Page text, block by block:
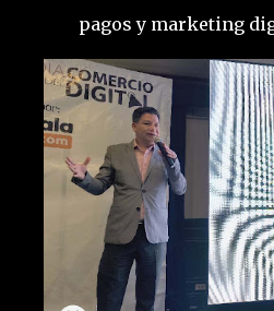
pagos y marketing